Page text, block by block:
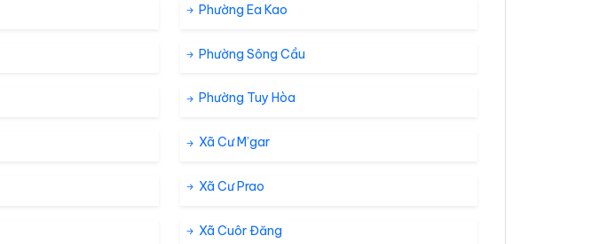
Phường Ea Kao
Phường Sông Cầu
Phường Tuy Hòa
Xã Cư M’gar
Xã Cư Prao
Xã Cuôr Đăng